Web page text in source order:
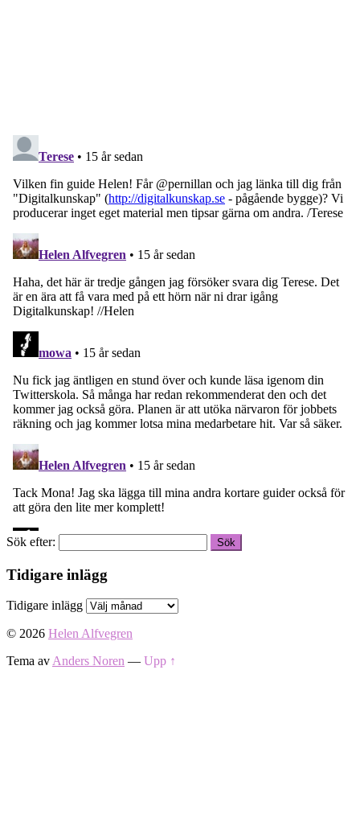
Sök efter:
Tidigare inlägg
Tidigare inlägg
© 2026 Helen Alfvegren
Tema av Anders Noren — Upp ↑